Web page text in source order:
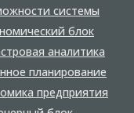
системы
блок
аналитика
планирование
предприятия